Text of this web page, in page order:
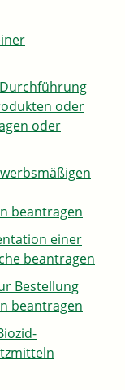
oder
oder
beantragen
einer
beantragen
Bestellung
beantragen